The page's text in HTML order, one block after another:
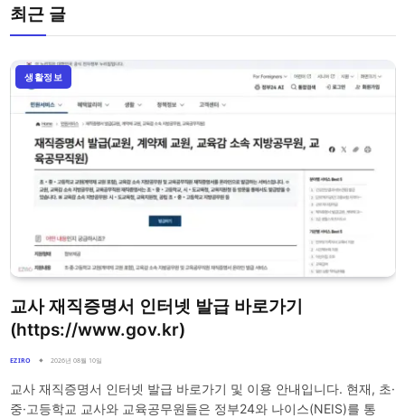
최근 글
생활정보
교사 재직증명서 인터넷 발급 바로가기
(https://www.gov.kr)
EZIRO 2026년 08월 10일
교사 재직증명서 인터넷 발급 바로가기 및 이용 안내입니다. 현재, 초·
중·고등학교 교사와 교육공무원들은 정부24와 나이스(NEIS)를 통